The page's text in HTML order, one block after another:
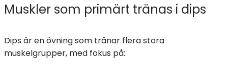
Muskler som primärt tränas i dips
Dips är en övning som tränar flera stora
muskelgrupper, med fokus på: